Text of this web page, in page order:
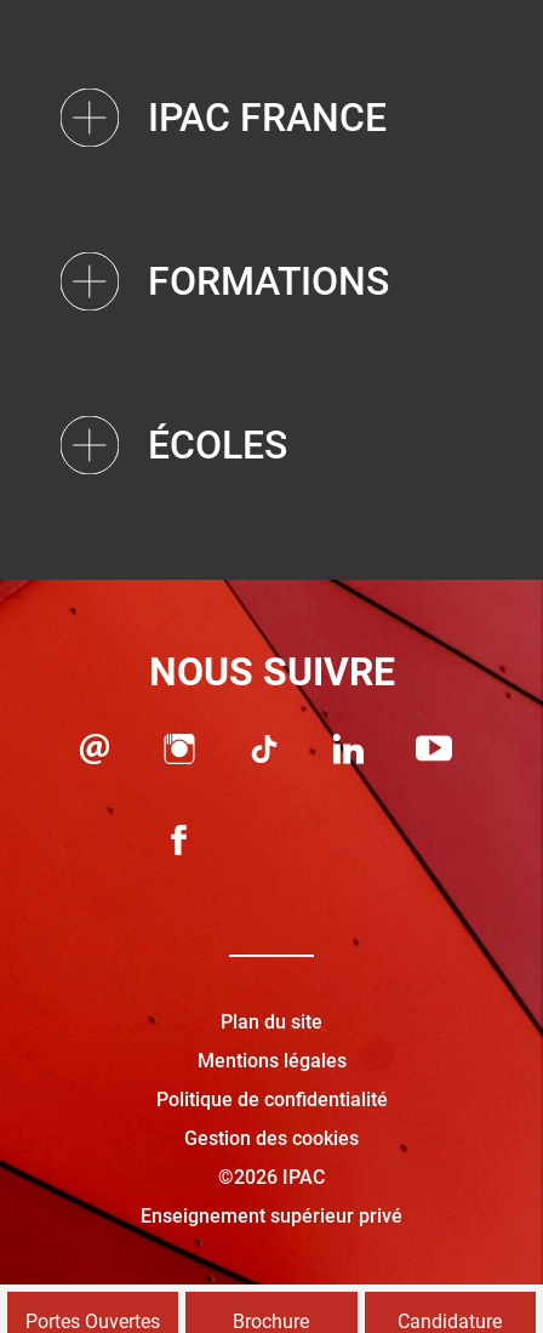
IPAC FRANCE
FORMATIONS
ÉCOLES
NOUS SUIVRE
Plan du site
Mentions légales
Politique de confidentialité
Gestion des cookies
©2026 IPAC
Enseignement supérieur privé
Portes Ouvertes Brochure Candidature